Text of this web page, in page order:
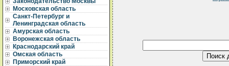
Московская область
Санкт-Петербург и
Ленинградская область
Амурская область
Воронежская область
Краснодарский край
Омская область
Приморский край